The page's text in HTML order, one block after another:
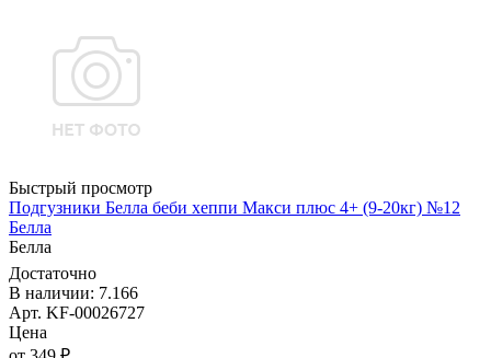
Быстрый просмотр
Подгузники Белла беби хеппи Макси плюс 4+ (9-20кг) №12
Белла
Белла
Достаточно
В наличии: 7.166
Арт. KF-00026727
Цена